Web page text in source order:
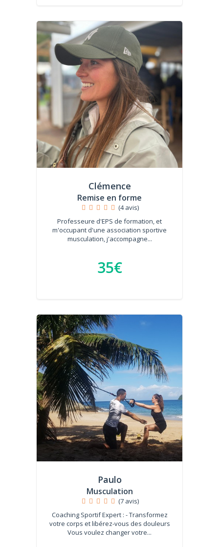
Clémence
Remise en forme
(4 avis)
Professeure d'EPS de formation, et
m'occupant d'une association sportive
musculation, j'accompagne...
35€
Paulo
Musculation
(7 avis)
Coaching Sportif Expert : - Transformez
votre corps et libérez-vous des douleurs
Vous voulez changer votre...